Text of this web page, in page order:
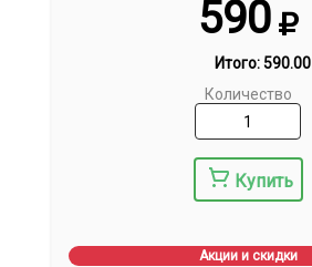
590
Итого:590.00
Количество
Купить
Акции и скидки